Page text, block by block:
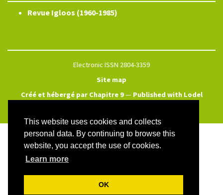
This website uses cookies and collects
personal data. By continuing to browse this
website, you accept the use of cookies.
Learn more
OK
Revue Igloos (1960-1985)
Electronic ISSN 2804-3359
Site map
Créé et hébergé par Chapitre 9— Published with Lodel